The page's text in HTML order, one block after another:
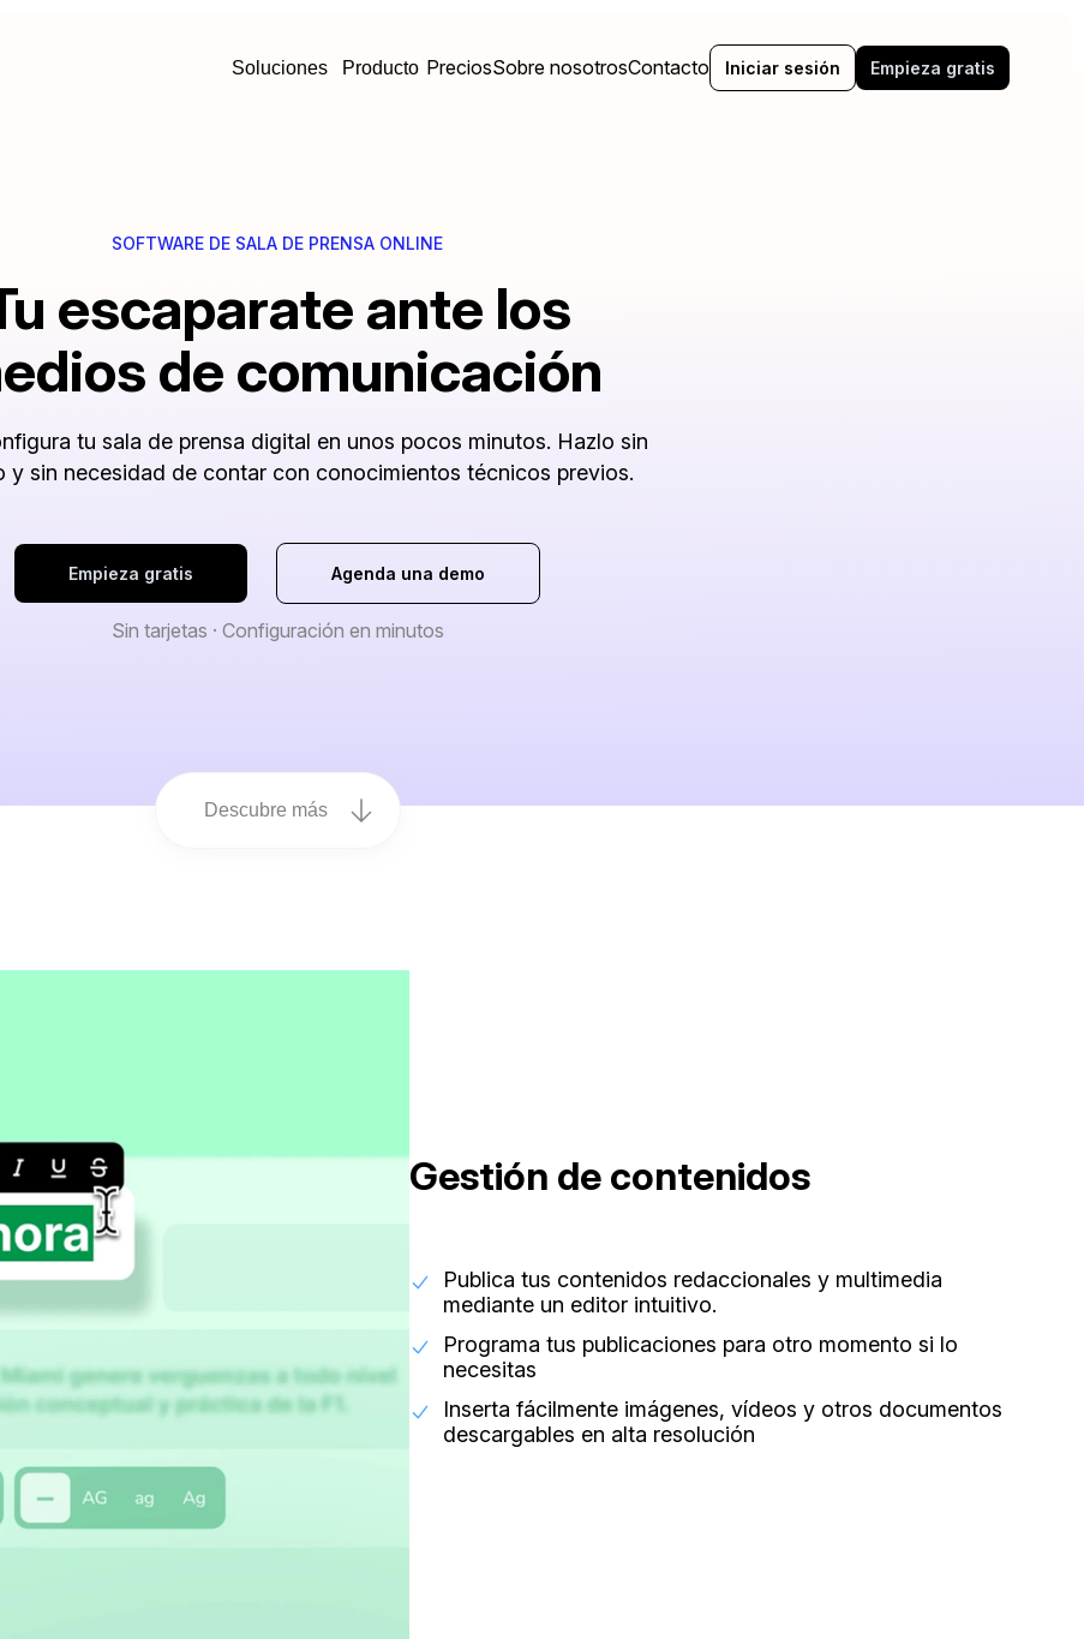
Soluciones Producto PreciosSobre nosotrosContacto Iniciar sesión Empieza gratis
SOFTWARE DE SALA DE PRENSA ONLINE
escaparate ante los
de comunicación
tu sala de prensa digital en unos pocos minutos. Hazlo sin
y sin necesidad de contar con conocimientos técnicos previos.
Empieza gratis Agenda una demo
Sin tarjetas · Configuración en minutos
Descubre más
Gestión de contenidos
Publica tus contenidos redaccionales y multimedia
mediante un editor intuitivo.
Programa tus publicaciones para otro momento si lo
necesitas
Inserta fácilmente imágenes, vídeos y otros documentos
descargables en alta resolución